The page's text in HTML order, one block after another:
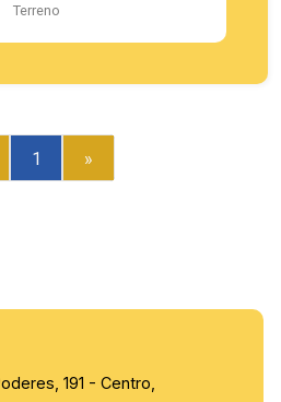
Terreno
1 »
191 - Centro,